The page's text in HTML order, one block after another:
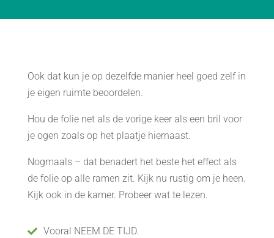
Ook dat kun je op dezelfde manier heel goed zelf in
je eigen ruimte beoordelen.
Hou de folie net als de vorige keer als een bril voor
je ogen zoals op het plaatje hiernaast.
Nogmaals – dat benadert het beste het effect als
de folie op alle ramen zit. Kijk nu rustig om je heen.
Kijk ook in de kamer. Probeer wat te lezen.
 Vooral NEEM DE TIJD.